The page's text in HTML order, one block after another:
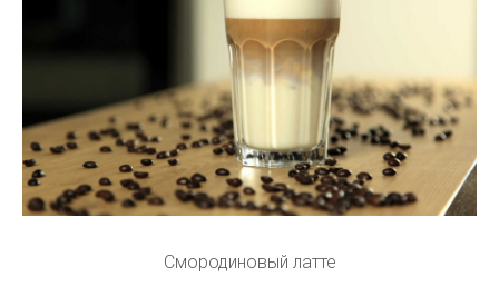
Смородиновый латте